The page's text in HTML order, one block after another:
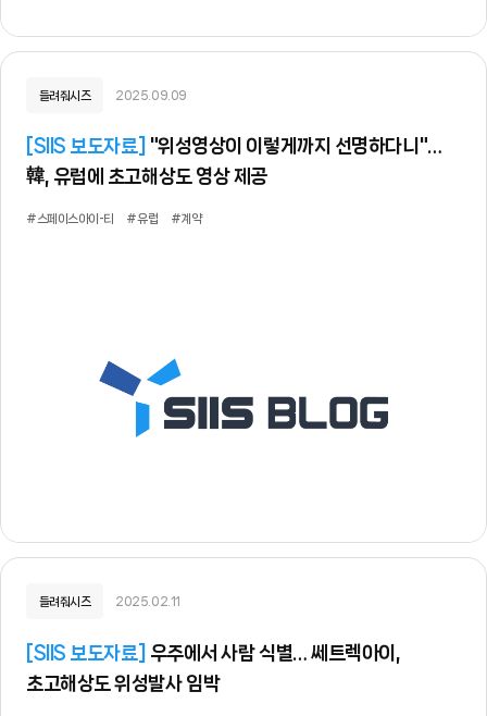
들려줘시즈 2025.09.09
SIIS 보도자료
韓, 유럽에 초고해상도 영상 제공
#스페이스아이-티 #유럽 #계약
들려줘시즈 2025.02.11
SIIS 보도자료
초고해상도 위성발사 임박